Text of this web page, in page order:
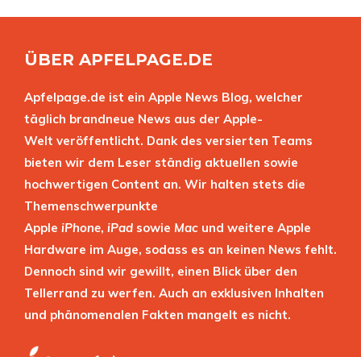
ÜBER APFELPAGE.DE
Apfelpage.de ist ein Apple News Blog, welcher
täglich brandneue News aus der Apple-
Welt veröffentlicht. Dank des versierten Teams
bieten wir dem Leser ständig aktuellen sowie
hochwertigen Content an. Wir halten stets die
Themenschwerpunkte
Apple iPhone, iPad sowie Mac und weitere Apple
Hardware im Auge, sodass es an keinen News fehlt.
Dennoch sind wir gewillt, einen Blick über den
Tellerrand zu werfen. Auch an exklusiven Inhalten
und phänomenalen Fakten mangelt es nicht.